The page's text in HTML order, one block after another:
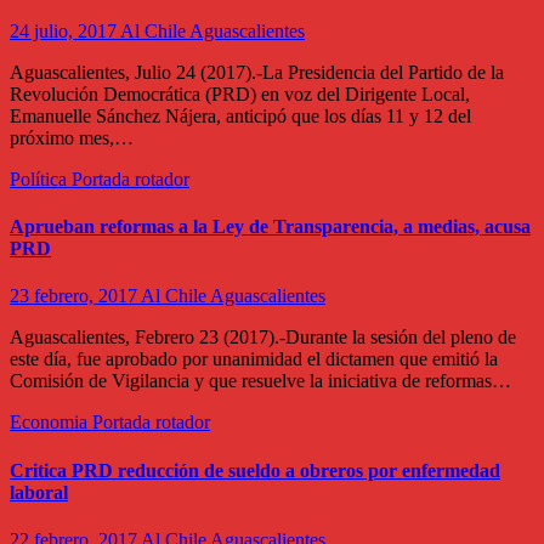
24 julio, 2017 Al Chile Aguascalientes
Aguascalientes, Julio 24 (2017).-La Presidencia del Partido de la
Revolución Democrática (PRD) en voz del Dirigente Local,
Emanuelle Sánchez Nájera, anticipó que los días 11 y 12 del
próximo mes,…
Política Portada rotador
Aprueban reformas a la Ley de Transparencia, a medias, acusa
PRD
23 febrero, 2017Al Chile Aguascalientes
Aguascalientes, Febrero 23 (2017).-Durante la sesión del pleno de
este día, fue aprobado por unanimidad el dictamen que emitió la
Comisión de Vigilancia y que resuelve la iniciativa de reformas…
Economia Portada rotador
Critica PRD reducción de sueldo a obreros por enfermedad
laboral
22 febrero, 2017 Al Chile Aguascalientes